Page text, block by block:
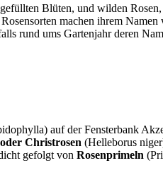
Blüten, und wilden
machen ihrem
rund ums Gartenjahr deren
auf der Fensterbank
Christrosen (Helleborus
gefolgt von Rosenprimeln